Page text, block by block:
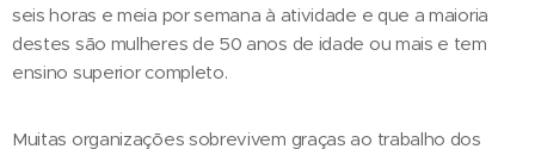
seis horas e meia por semana à atividade e que a maioria
destes são mulheres de 50 anos de idade ou mais e tem
ensino superior completo.
Muitas organizações sobrevivem graças ao trabalho dos